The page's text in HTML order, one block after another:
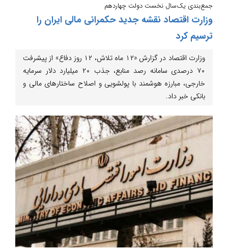
جمع‌بندی یک‌سال نخست دولت چهاردهم
وزارت اقتصاد نقشه جدید حکمرانی مالی ایران را
ترسیم کرد
وزارت اقتصاد در گزارش «۱۲ ماه تلاش، ۱۲ روز دفاع» از پیشرفت
۷۰ درصدی سامانه رصد منابع، جذب ۲۰ میلیارد دلار سرمایه
خارجی، مبارزه هوشمند با پولشویی و اصلاح ساختارهای مالی و
بانکی خبر داد.